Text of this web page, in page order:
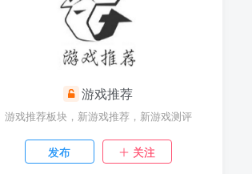
游戏推荐
游戏推荐板块，新游戏推荐，新游戏测评
发布 关注